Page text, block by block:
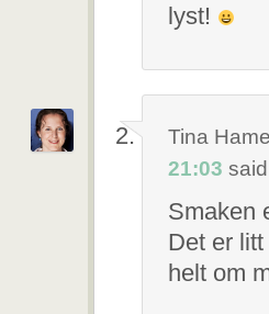
lyst!
Tina
21:03
Smaken
Det er
helt om